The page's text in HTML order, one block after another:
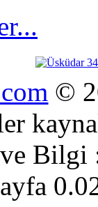
©
ve